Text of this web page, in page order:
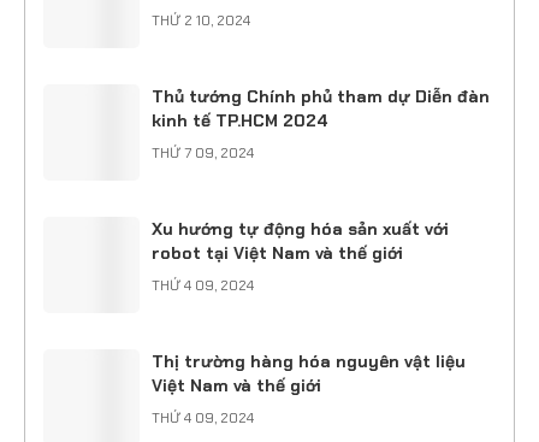
THỨ 2 10, 2024
Thủ tướng Chính phủ tham dự Diễn đàn
kinh tế TP.HCM 2024
THỨ 7 09, 2024
Xu hướng tự động hóa sản xuất với
robot tại Việt Nam và thế giới
THỨ 4 09, 2024
Thị trường hàng hóa nguyên vật liệu
Việt Nam và thế giới
THỨ 4 09, 2024